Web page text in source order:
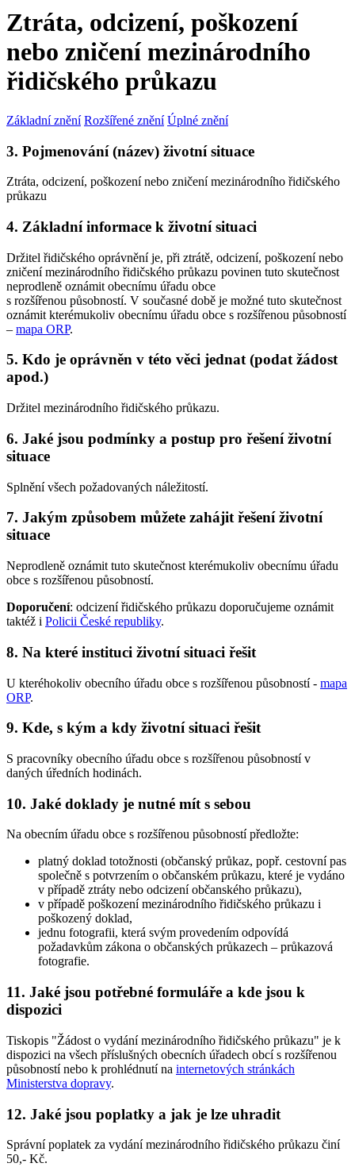
Ztráta, odcizení, poškození
nebo zničení mezinárodního
řidičského průkazu
Základní znění Rozšířené znění Úplné znění
3. Pojmenování (název) životní situace
Ztráta, odcizení, poškození nebo zničení mezinárodního řidičského
průkazu
4. Základní informace k životní situaci
Držitel řidičského oprávnění je, při ztrátě, odcizení, poškození nebo
zničení mezinárodního řidičského průkazu povinen tuto skutečnost
neprodleně oznámit obecnímu úřadu obce
s rozšířenou působností. V současné době je možné tuto skutečnost
oznámit kterémukoliv obecnímu úřadu obce s rozšířenou působností
– mapa ORP.
5. Kdo je oprávněn v této věci jednat (podat žádost
apod.)
Držitel mezinárodního řidičského průkazu.
6. Jaké jsou podmínky a postup pro řešení životní
situace
Splnění všech požadovaných náležitostí.
7. Jakým způsobem můžete zahájit řešení životní
situace
Neprodleně oznámit tuto skutečnost kterémukoliv obecnímu úřadu
obce s rozšířenou působností.
Doporučení: odcizení řidičského průkazu doporučujeme oznámit
taktéž i Policii České republiky.
8. Na které instituci životní situaci řešit
U kteréhokoliv obecního úřadu obce s rozšířenou působností - mapa
ORP.
9. Kde, s kým a kdy životní situaci řešit
S pracovníky obecního úřadu obce s rozšířenou působností v
daných úředních hodinách.
10. Jaké doklady je nutné mít s sebou
Na obecním úřadu obce s rozšířenou působností předložte:
platný doklad totožnosti (občanský průkaz, popř. cestovní pas
společně s potvrzením o občanském průkazu, které je vydáno
v případě ztráty nebo odcizení občanského průkazu),
v případě poškození mezinárodního řidičského průkazu i
poškozený doklad,
jednu fotografii, která svým provedením odpovídá
požadavkům zákona o občanských průkazech – průkazová
fotografie.
11. Jaké jsou potřebné formuláře a kde jsou k
dispozici
Tiskopis "Žádost o vydání mezinárodního řidičského průkazu" je k
dispozici na všech příslušných obecních úřadech obcí s rozšířenou
působností nebo k prohlédnutí na internetových stránkách
Ministerstva dopravy.
12. Jaké jsou poplatky a jak je lze uhradit
Správní poplatek za vydání mezinárodního řidičského průkazu činí
50,- Kč.